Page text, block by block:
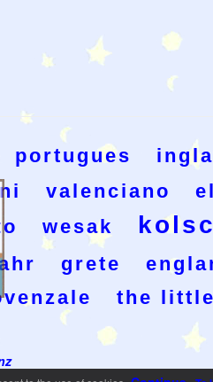
portugues
valenciano
wesak
grete
the